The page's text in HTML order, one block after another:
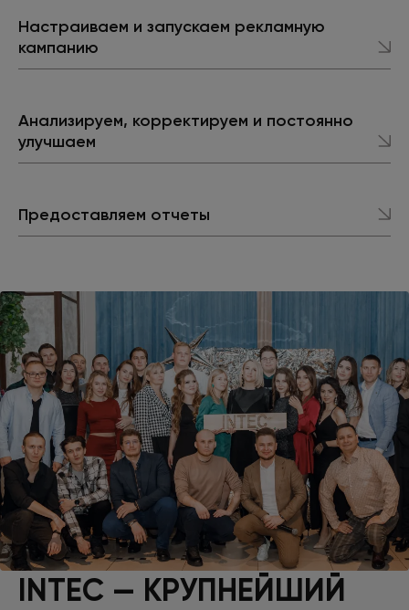
Настраиваем и запускаем рекламную
кампанию
Анализируем, корректируем и постоянно
улучшаем
Предоставляем отчеты
INTEC — КРУПНЕЙШИЙ